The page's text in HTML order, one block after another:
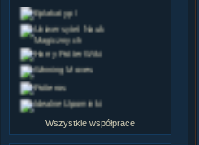
Wszystkie współprace